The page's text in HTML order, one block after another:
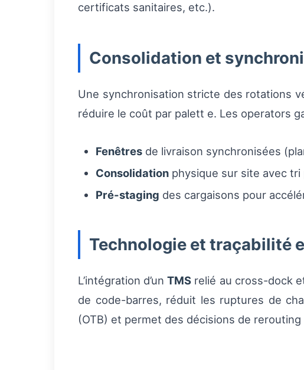
certificats sanitaires, etc.).
Consolidation et
Une synchronisation stricte des rotations
réduire le coût par palett e. Les operators
Fenêtres de livraison synchronisées
Consolidation physique sur site avec
Pré-staging des cargaisons pour
Technologie et traçabilité
L’intégration d’unTMS relié au cross-dock
de code-barres, réduit les ruptures de
(OTB) et permet des décisions de